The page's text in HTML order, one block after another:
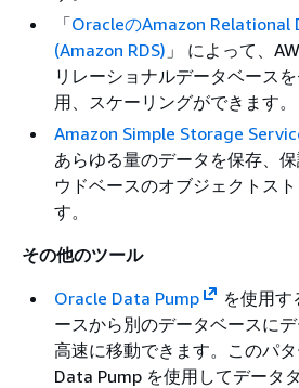
「OracleのAmazon Relational
(Amazon RDS) 」 によって、
リレーショナルデータベース
用、スケーリングができます。
Amazon Simple Storage
あらゆる量のデータを保存、
ウドベースのオブジェクトス
す。
その他のツール
Oracle Data Pump
を使用す
ースから別のデータベースに
高速に移動できます。このパ
Data Pump を使用してデータ